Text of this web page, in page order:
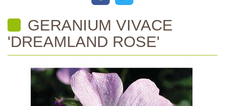
GERANIUM VIVACE
'DREAMLAND ROSE'